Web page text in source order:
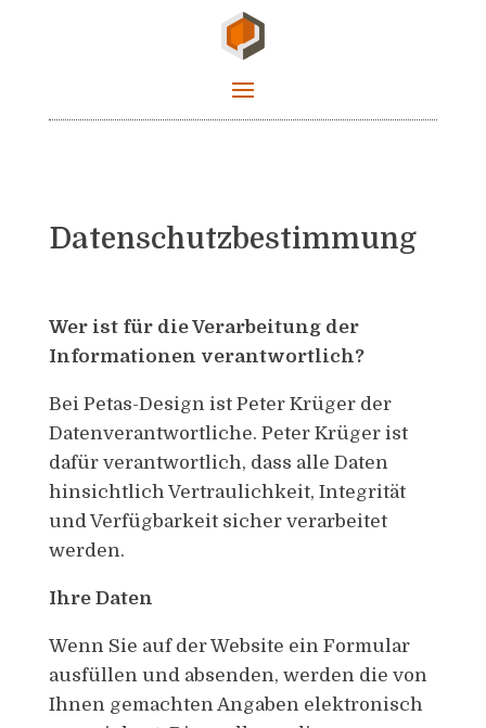
Datenschutzbestimmung
Wer ist für die Verarbeitung der
Informationen verantwortlich?
Bei Petas-Design ist Peter Krüger der
Datenverantwortliche. Peter Krüger ist
dafür verantwortlich, dass alle Daten
hinsichtlich Vertraulichkeit, Integrität
und Verfügbarkeit sicher verarbeitet
werden.
Ihre Daten
Wenn Sie auf der Website ein Formular
ausfüllen und absenden, werden die von
Ihnen gemachten Angaben elektronisch